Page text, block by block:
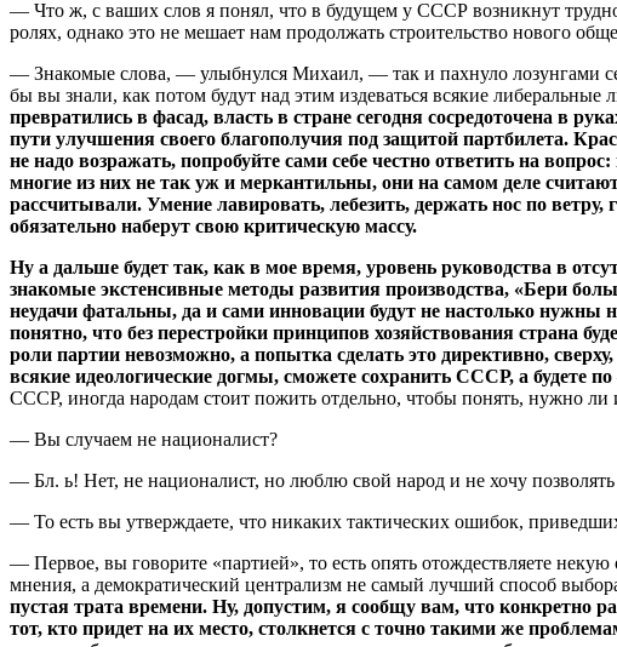
— Что ж, с ваших слов я понял, что в будущем у СССР возникнут
ролях, однако это не мешает нам продолжать строительство нового
— Знакомые слова, — улыбнулся Михаил, — так и пахнуло лозунгами
бы вы знали, как потом будут над этим издеваться всякие
превратились в фасад, власть в стране сегодня сосредоточена в
пути улучшения своего благополучия под защитой партбилета.
не надо возражать, попробуйте сами себе честно ответить на
многие из них не так уж и меркантильны, они на самом деле
рассчитывали. Умение лавировать, лебезить, держать нос по
обязательно наберут свою критическую массу.
Ну а дальше будет так, как в мое время, уровень руководства в
знакомые экстенсивные методы развития производства, «Бери
неудачи фатальны, да и сами инновации будут не настолько нужны
понятно, что без перестройки принципов хозяйствования страна
роли партии невозможно, а попытка сделать это директивно,
всякие идеологические догмы, сможете сохранить СССР, а будете
СССР, иногда народам стоит пожить отдельно, чтобы понять, нужно ли
— Вы случаем не националист?
— Бл. ь! Нет, не националист, но люблю свой народ и не хочу позволять
— То есть вы утверждаете, что никаких тактических ошибок,
— Первое, вы говорите «партией», то есть опять отождествляете
мнения, а демократический централизм не самый лучший способ
пустая трата времени. Ну, допустим, я сообщу вам, что конкретно
тот, кто придет на их место, столкнется с точно такими же